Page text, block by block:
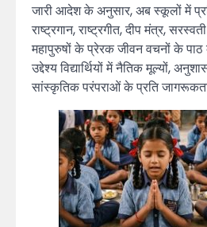
जारी आदेश के अनुसार, अब स्कूलों में
राष्ट्रगान, राष्ट्रगीत, दीप मंत्र,
महापुरुषों के प्रेरक जीवन वचनों के पाठ
उद्देश्य विद्यार्थियों में नैतिक मूल्यों,
सांस्कृतिक परंपराओं के प्रति